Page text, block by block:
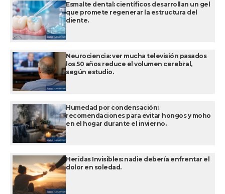
Esmalte dental: científicos desarrollan un gel
que promete regenerar la estructura del
diente.
Neurociencia: ver mucha televisión pasados
los 50 años reduce el volumen cerebral,
según estudio.
Humedad por condensación:
recomendaciones para evitar hongos y moho
en el hogar durante el invierno.
Heridas Invisibles: nadie debería enfrentar el
dolor en soledad.